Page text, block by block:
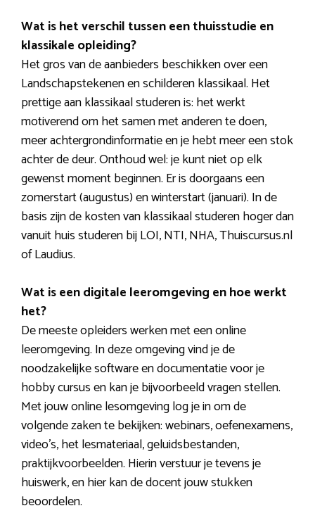
Wat is het verschil tussen een thuisstudie en
klassikale opleiding?
Het gros van de aanbieders beschikken over een
Landschapstekenen en schilderen klassikaal. Het
prettige aan klassikaal studeren is: het werkt
motiverend om het samen met anderen te doen,
meer achtergrondinformatie en je hebt meer een stok
achter de deur. Onthoud wel: je kunt niet op elk
gewenst moment beginnen. Er is doorgaans een
zomerstart (augustus) en winterstart (januari). In de
basis zijn de kosten van klassikaal studeren hoger dan
vanuit huis studeren bij LOI, NTI, NHA, Thuiscursus.nl
of Laudius.
Wat is een digitale leeromgeving en hoe werkt
het?
De meeste opleiders werken met een online
leeromgeving. In deze omgeving vind je de
noodzakelijke software en documentatie voor je
hobby cursus en kan je bijvoorbeeld vragen stellen.
Met jouw online lesomgeving log je in om de
volgende zaken te bekijken: webinars, oefenexamens,
video’s, het lesmateriaal, geluidsbestanden,
praktijkvoorbeelden. Hierin verstuur je tevens je
huiswerk, en hier kan de docent jouw stukken
beoordelen.